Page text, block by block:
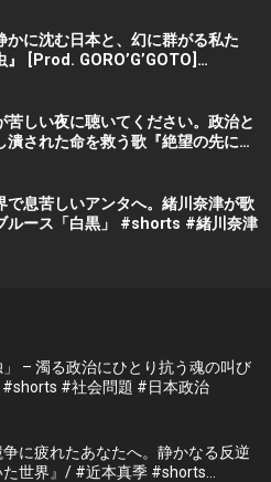
かに沈む日本と、幻に群がる私た
』 [Prod. GORO’G’GOTO]
苦しい夜に聴いてください。政治と
潰された命を救う歌『絶望の先に』
で息苦しいアンタへ。緒川奈津が歌
ルース「白黒」 #shorts #緒川奈津
」 – 濁る政治にひとり抗う魂の叫び
#社会問題 #日本政治
に疲れたあなたへ。静かなる反逆
た世界』/ #近本真季 #shorts